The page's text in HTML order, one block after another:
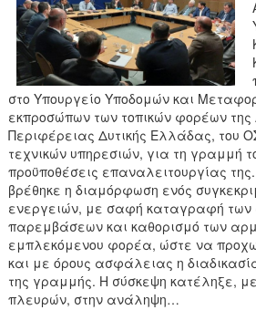
στο Υπουργείο Υποδομών και
εκπροσώπων των τοπικών φορέων της
Περιφέρειας Δυτικής Ελλάδας, του
τεχνικών υπηρεσιών, για τη γραμμή
προϋποθέσεις επαναλειτουργίας της.
βρέθηκε η διαμόρφωση ενός
ενεργειών, με σαφή καταγραφή των
παρεμβάσεων και καθορισμό των
εμπλεκόμενου φορέα, ώστε να
και με όρους ασφάλειας η
της γραμμής. Η σύσκεψη κατέληξε,
πλευρών, στην ανάληψη…